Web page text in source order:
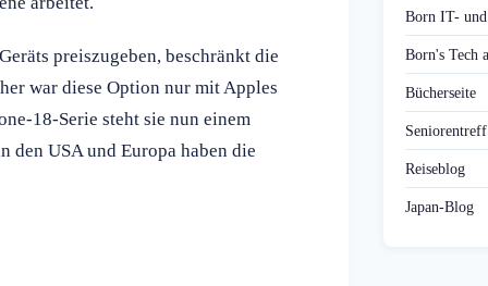
preiszugeben, beschränkt die
war diese Option nur mit Apples
18-Serie steht sie nun einem
USA und Europa haben die
Born IT-
Born's Tech
Bücherseite
Reiseblog
Japan-Blog